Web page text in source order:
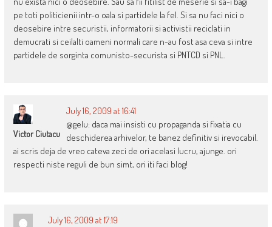
pe toti politicienii intr-o oala si partidele la fel. Si sa nu faci nici o
deosebire intre securistii, informatorii si activistii reciclati in
demucrati si ceilalti oameni normali care n-au fost asa ceva si intre
partidele de sorginta comunisto-securista si PNTCD si PNL.
Victor Ciutacu
July 16, 2009 at 16:41
@gelu: daca mai insisti cu propaganda si fixatia cu
deschiderea arhivelor, te banez definitiv si irevocabil.
ai scris deja de vreo cateva zeci de ori acelasi lucru, ajunge. ori
respecti niste reguli de bun simt, ori iti faci blog!
July 16, 2009 at 17:19